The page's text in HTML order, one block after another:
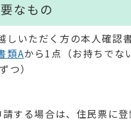
なもの
しいただく方の本人確認
類Aから1点（お持ちでな
つ）
する場合は、住民票に登